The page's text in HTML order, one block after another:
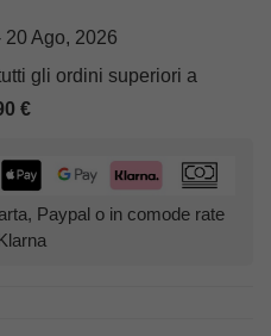
20 Ago, 2026
gli ordini superiori a
€
Paypal o in comode rate